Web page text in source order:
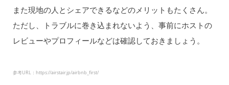
また現地の人とシェアできるなどのメリットもたくさん。
ただし、トラブルに巻き込まれないよう、事前にホストの
レビューやプロフィールなどは確認しておきましょう。
参考URL：https://airstair.jp/airbnb_first/